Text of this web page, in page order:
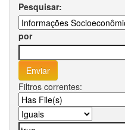
Pesquisar:
por
Filtros correntes: